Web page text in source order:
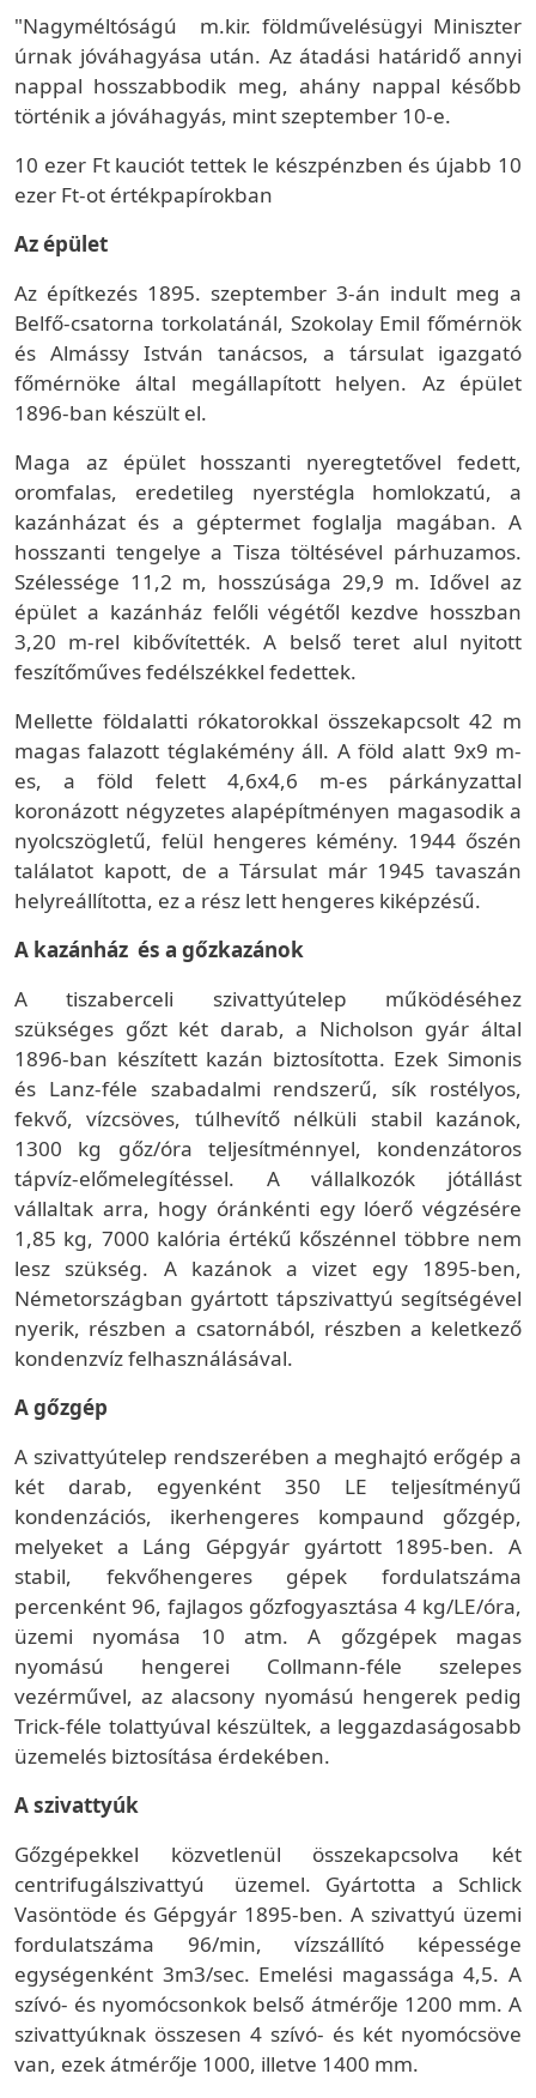
"Nagyméltóságú m.kir. földművelésügyi Miniszter
úrnak jóváhagyása után. Az átadási határidő annyi
nappal hosszabbodik meg, ahány nappal később
történik a jóváhagyás, mint szeptember 10-e.
10 ezer Ft kauciót tettek le készpénzben és újabb 10
ezer Ft-ot értékpapírokban
Az épület
Az építkezés 1895. szeptember 3-án indult meg a
Belfő-csatorna torkolatánál, Szokolay Emil főmérnök
és Almássy István tanácsos, a társulat igazgató
főmérnöke által megállapított helyen. Az épület
1896-ban készült el.
Maga az épület hosszanti nyeregtetővel fedett,
oromfalas, eredetileg nyerstégla homlokzatú, a
kazánházat és a géptermet foglalja magában. A
hosszanti tengelye a Tisza töltésével párhuzamos.
Szélessége 11,2 m, hosszúsága 29,9 m. Idővel az
épület a kazánház felőli végétől kezdve hosszban
3,20 m-rel kibővítették. A belső teret alul nyitott
feszítőműves fedélszékkel fedettek.
Mellette földalatti rókatorokkal összekapcsolt 42 m
magas falazott téglakémény áll. A föld alatt 9x9 m-
es, a föld felett 4,6x4,6 m-es párkányzattal
koronázott négyzetes alapépítményen magasodik a
nyolcszögletű, felül hengeres kémény. 1944 őszén
találatot kapott, de a Társulat már 1945 tavaszán
helyreállította, ez a rész lett hengeres kiképzésű.
A kazánház és a gőzkazánok
A tiszaberceli szivattyútelep működéséhez
szükséges gőzt két darab, a Nicholson gyár által
1896-ban készített kazán biztosította. Ezek Simonis
és Lanz-féle szabadalmi rendszerű, sík rostélyos,
fekvő, vízcsöves, túlhevítő nélküli stabil kazánok,
1300 kg gőz/óra teljesítménnyel, kondenzátoros
tápvíz-előmelegítéssel. A vállalkozók jótállást
vállaltak arra, hogy óránkénti egy lóerő végzésére
1,85 kg, 7000 kalória értékű kőszénnel többre nem
lesz szükség. A kazánok a vizet egy 1895-ben,
Németországban gyártott tápszivattyú segítségével
nyerik, részben a csatornából, részben a keletkező
kondenzvíz felhasználásával.
A gőzgép
A szivattyútelep rendszerében a meghajtó erőgép a
két darab, egyenként 350 LE teljesítményű
kondenzációs, ikerhengeres kompaund gőzgép,
melyeket a Láng Gépgyár gyártott 1895-ben. A
stabil, fekvőhengeres gépek fordulatszáma
percenként 96, fajlagos gőzfogyasztása 4 kg/LE/óra,
üzemi nyomása 10 atm. A gőzgépek magas
nyomású hengerei Collmann-féle szelepes
vezérművel, az alacsony nyomású hengerek pedig
Trick-féle tolattyúval készültek, a leggazdaságosabb
üzemelés biztosítása érdekében.
A szivattyúk
Gőzgépekkel közvetlenül összekapcsolva két
centrifugálszivattyú üzemel. Gyártotta a Schlick
Vasöntöde és Gépgyár 1895-ben. A szivattyú üzemi
fordulatszáma 96/min, vízszállító képessége
egységenként 3m3/sec. Emelési magassága 4,5. A
szívó- és nyomócsonkok belső átmérője 1200 mm. A
szivattyúknak összesen 4 szívó- és két nyomócsöve
van, ezek átmérője 1000, illetve 1400 mm.